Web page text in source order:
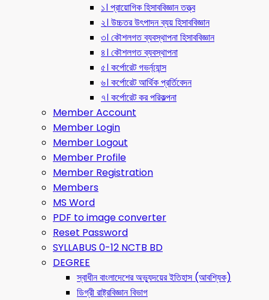
১। প্রায়োগিক হিসাববিজ্ঞান তত্ত্ব
২। উচ্চতর উৎপাদন ব্যয় হিসাববিজ্ঞান
৩। কৌশলগত ব্যবস্থাপনা হিসাববিজ্ঞান
৪। কৌশলগত ব্যবস্থাপনা
৫। কর্পোরেট গভর্ন্য্যান্স
৬। কর্পোরেট আর্থিক প্রর্তিবেদন
৭। কর্পোরেট কর পরিকল্পনা
Member Account
Member Login
Member Logout
Member Profile
Member Registration
Members
MS Word
PDF to image converter
Reset Password
SYLLABUS 0-12 NCTB BD
DEGREE
স্বাধীন বাংলাদেশের অভ্যুদয়ের ইতিহাস (আবশ্যিক)
ডিগ্রী রাষ্ট্রবিজ্ঞান বিভাগ